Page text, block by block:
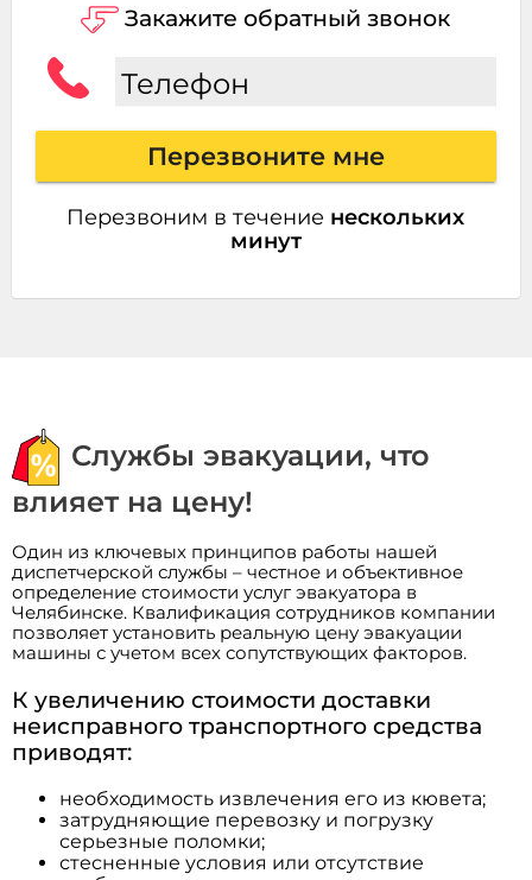
Закажите обратный звонок
Телефон
Перезвоните мне
Перезвоним в течение нескольких
минут
Службы эвакуации, что
влияет на цену!
Один из ключевых принципов работы нашей
диспетчерской службы – честное и объективное
определение стоимости услуг эвакуатора в
Челябинске. Квалификация сотрудников компании
позволяет установить реальную цену эвакуации
машины с учетом всех сопутствующих факторов.
К увеличению стоимости доставки
неисправного транспортного средства
приводят:
необходимость извлечения его из кювета;
затрудняющие перевозку и погрузку
серьезные поломки;
стесненные условия или отсутствие